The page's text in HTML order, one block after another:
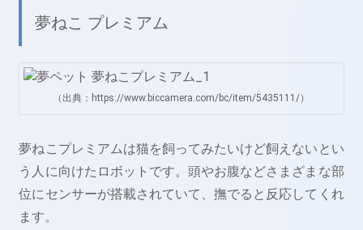
夢ねこ プレミアム
（出典：https://www.biccamera.com/bc/item/5435111/）
夢ねこプレミアムは猫を飼ってみたいけど飼えないとい
う人に向けたロボットです。頭やお腹などさまざまな部
位にセンサーが搭載されていて、撫でると反応してくれ
ます。